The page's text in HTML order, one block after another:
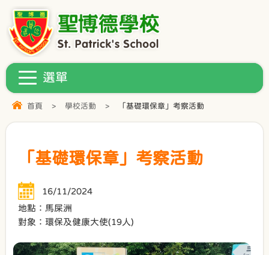
首頁 > 學校活動 > 「基礎環保章」考察活動
「基礎環保章」考察活動
16/11/2024
地點：馬屎洲
對象：環保及健康大使(19人)